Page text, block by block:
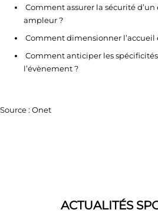
Comment assurer la sécurité
ampleur ?
Comment dimensionner l’accueil
Comment anticiper les
l’évènement ?
Source : Onet
ACTUALITÉS